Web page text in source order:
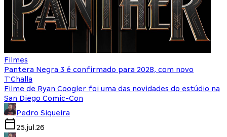
Filmes
Pantera Negra 3 é confirmado para 2028, com novo
T'Challa
Filme de Ryan Coogler foi uma das novidades do estúdio na
San Diego Comic-Con
Pedro Siqueira
25.jul.26